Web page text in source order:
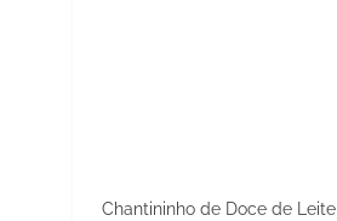
Chantininho de Doce de